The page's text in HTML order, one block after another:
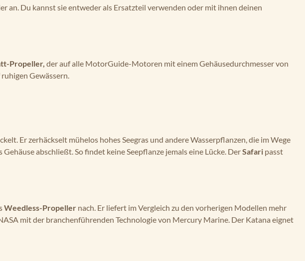
an. Du kannst sie entweder als Ersatzteil verwenden oder mit ihnen deinen
Propeller, der auf alle MotorGuide-Motoren mit einem Gehäusedurchmesser von
Gewässern.
Er zerhäckselt mühelos hohes Seegras und andere Wasserpflanzen, die im Wege
abschließt. So findet keine Seepflanze jemals eine Lücke. DerSafari passt
Weedless-Propeller nach. Er liefert im Vergleich zu den vorherigen Modellen mehr
mit der branchenführenden Technologie von Mercury Marine. Der Katana eignet